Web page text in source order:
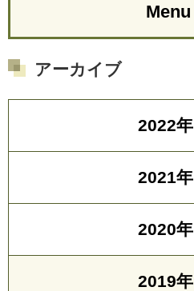
Menu
アーカイブ
2022年
2021年
2020年
2019年